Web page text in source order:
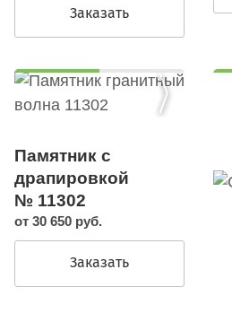
Заказать
Памятник с
драпировкой
№ 11302
от 30 650 руб.
Заказать